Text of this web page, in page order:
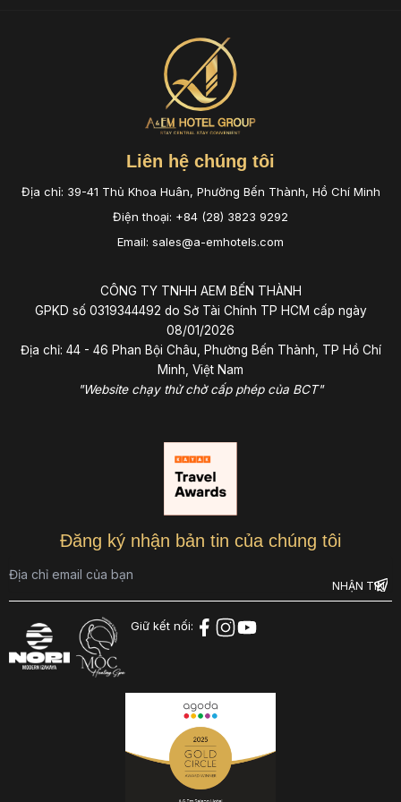
Liên hệ chúng tôi
Địa chỉ: 39-41 Thủ Khoa Huân, Phường Bến Thành, Hồ Chí Minh
Điện thoại: +84 (28) 3823 9292
Email: sales@a-emhotels.com
CÔNG TY TNHH AEM BẾN THÀNH
GPKD số 0319344492 do Sở Tài Chính TP HCM cấp ngày
08/01/2026
Địa chỉ: 44 - 46 Phan Bội Châu, Phường Bến Thành, TP Hồ Chí
Minh, Việt Nam
"Website chạy thử chờ cấp phép của BCT"
Đăng ký nhận bản tin của chúng tôi
Giữ kết nối: